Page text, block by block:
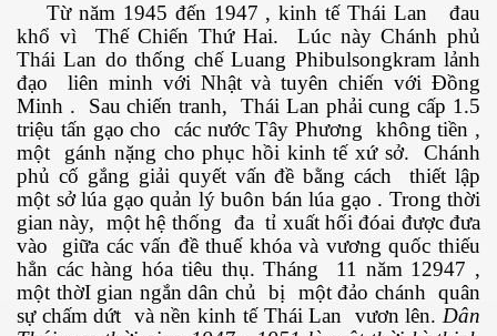
Từ năm 1945 đến 1947 , kinh tế Thái Lan đau
khổ vì Thế Chiến Thứ Hai. Lúc này Chánh phủ
Thái Lan do thống chế Luang Phibulsongkram lảnh
đạo liên minh với Nhật và tuyên chiến với Đồng
Minh . Sau chiến tranh, Thái Lan phải cung cấp 1.5
triệu tấn gạo cho các nước Tây Phương không tiền ,
một gánh nặng cho phục hồi kinh tế xứ sở. Chánh
phủ cố gắng giải quyết vấn đề bằng cách thiết lập
một sở lúa gạo quản lý buôn bán lúa gạo . Trong thời
gian này, một hệ thống đa tỉ xuất hối đóai được đưa
vào giữa các vấn đề thuế khóa và vương quốc thiếu
hẳn các hàng hóa tiêu thụ. Tháng 11 năm 12947 ,
một thờI gian ngắn dân chủ bị một đảo chánh quân
sự chấm dứt và nền kinh tế Thái Lan vươn lên. Dân
P 200-201